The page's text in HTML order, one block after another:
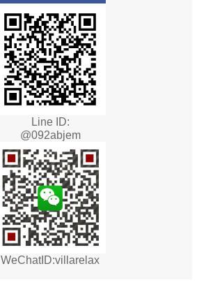
Line ID:
@092abjem
WeChatID:villarelax